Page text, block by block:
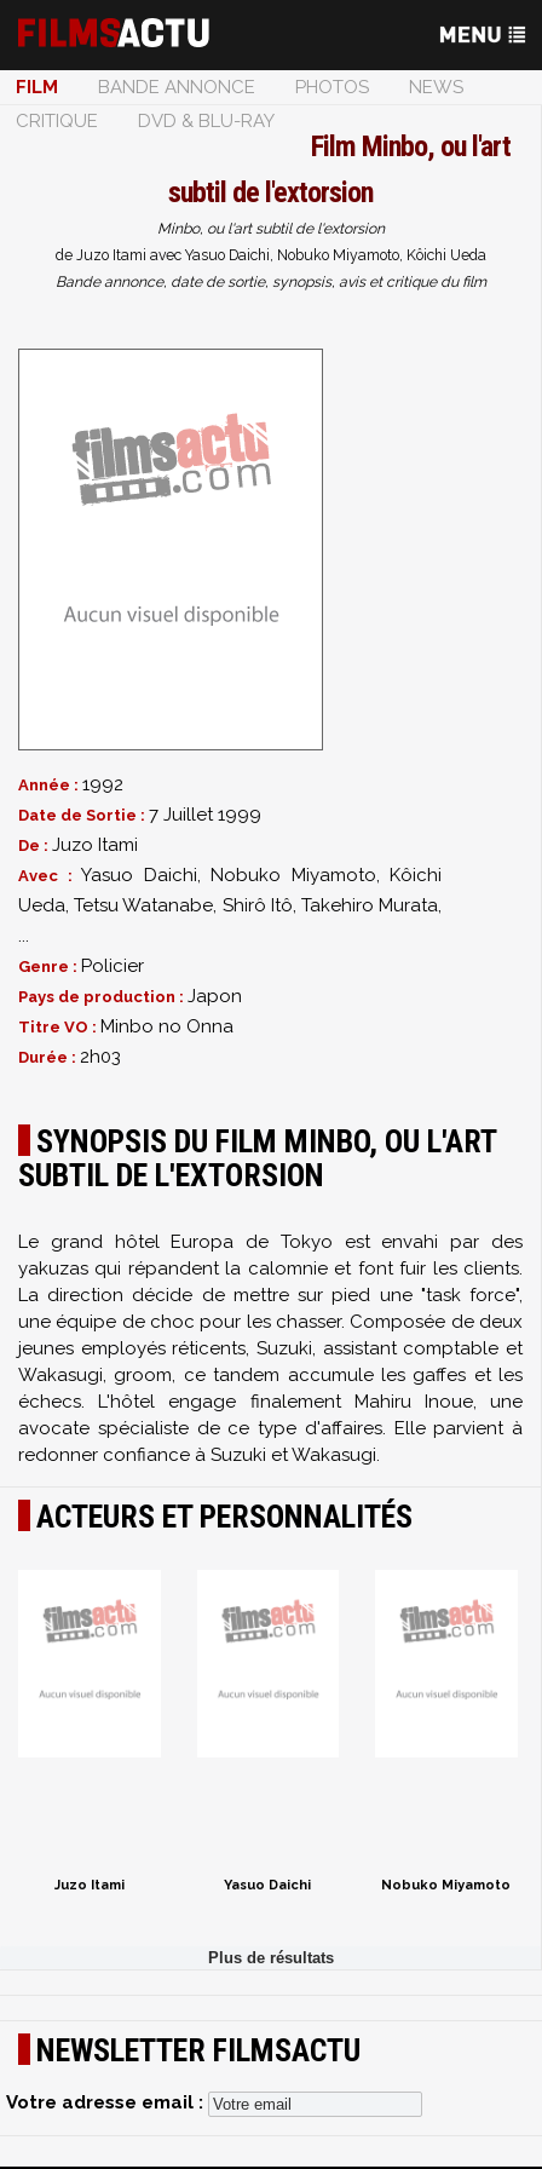
FILM BANDE ANNONCE PHOTOS
NEWS
CRITIQUE
DVD & BLU-RAY
Film Minbo, ou l'art
subtil de l'extorsion
Minbo, ou l'art subtil de l'extorsion
de Juzo Itami avec Yasuo Daichi, Nobuko Miyamoto, Kôichi Ueda
Bande annonce, date de sortie, synopsis, avis et critique du film
Année : 1992
Date de Sortie : 7 Juillet 1999
De : Juzo Itami
Avec : Yasuo Daichi, Nobuko Miyamoto, Kôichi
Ueda,Tetsu Watanabe, Shirô Itô, Takehiro Murata,
...
Genre : Policier
Pays de production : Japon
Titre VO : Minbo no Onna
Durée : 2h03
SYNOPSIS DU FILM MINBO, OU L'ART
SUBTIL DE L'EXTORSION
Le grand hôtel Europa de Tokyo est envahi par des
yakuzas qui répandent la calomnie et font fuir les clients.
La direction décide de mettre sur pied une "task force",
une équipe de choc pour les chasser. Composée de deux
jeunes employés réticents, Suzuki, assistant comptable et
Wakasugi, groom, ce tandem accumule les gaffes et les
échecs. L'hôtel engage finalement Mahiru Inoue, une
avocate spécialiste de ce type d'affaires. Elle parvient à
redonner confiance à Suzuki et Wakasugi.
ACTEURS ET PERSONNALITÉS
Juzo Itami Yasuo Daichi Nobuko Miyamoto
NEWSLETTER FILMSACTU
Votre adresse email :